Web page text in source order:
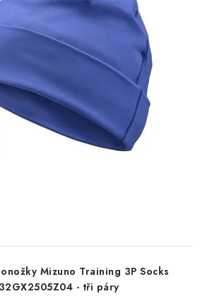
Mizuno Training 3P Socks
32GX2505Z04 - tři páry